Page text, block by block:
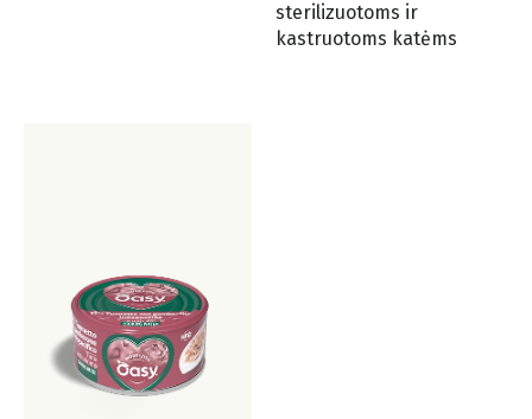
sterilizuotoms ir
kastruotoms katėms